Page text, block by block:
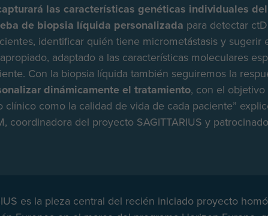
las características genéticas individuales
de biopsia líquida personalizada para detectar
identificar quién tiene micrometástasis y sugerir
adaptado a las características moleculares
Con la biopsia líquida también seguiremos la
dinámicamente el tratamiento, con el
clínico como la calidad de vida de cada paciente”
coordinadora del proyecto SAGITTARIUS y
es la pieza central del recién iniciado proyecto